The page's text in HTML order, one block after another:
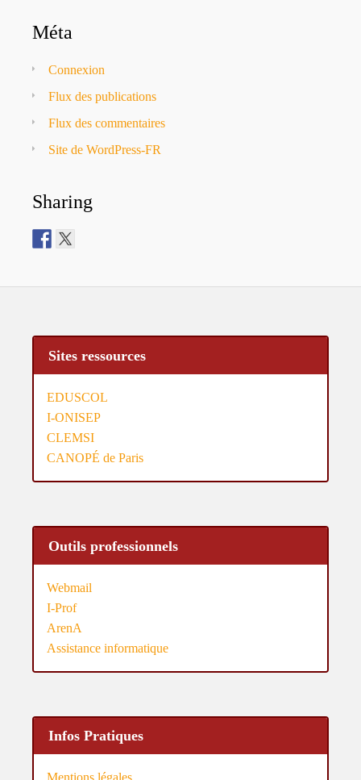
Méta
Connexion
Flux des publications
Flux des commentaires
Site de WordPress-FR
Sharing
Sites ressources
EDUSCOL
I-ONISEP
CLEMSI
CANOPÉ de Paris
Outils professionnels
Webmail
I-Prof
ArenA
Assistance informatique
Infos Pratiques